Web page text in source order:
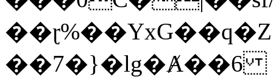
��7�}�lg�Ⱥ��6